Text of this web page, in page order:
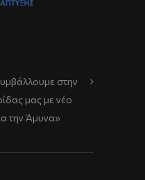
στην
μας με νέο
την Άμυνα»